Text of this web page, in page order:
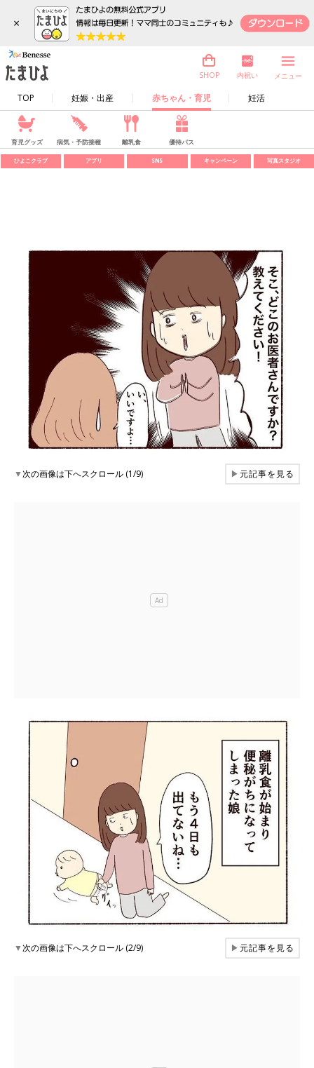
×
TOP 妊娠・出産 赤ちゃん・育児 妊活
SHOP 内祝い メニュー
育児グッズ 病気・予防接種 離乳食 優待パス
ひよこクラブ アプリ SNS キャンペーン 写真スタジオ
▼次の画像は下へスクロール (1/9) ▶元記事を見る
▼次の画像は下へスクロール (2/9) ▶元記事を見る